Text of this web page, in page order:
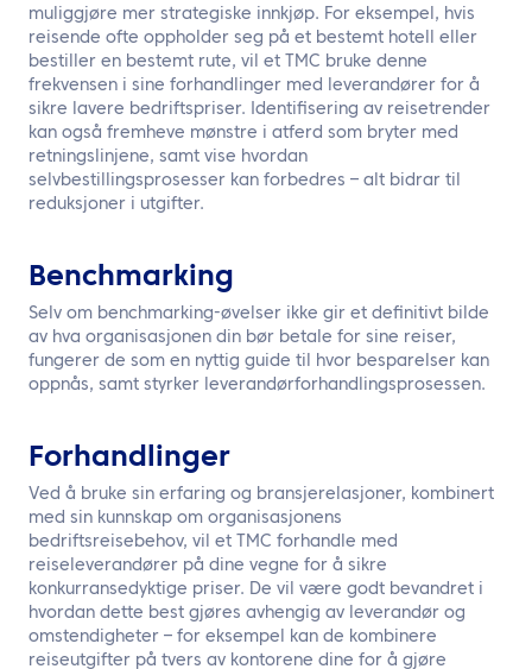
muliggjøre mer strategiske innkjøp. For eksempel, hvis
reisende ofte oppholder seg på et bestemt hotell eller
bestiller en bestemt rute, vil et TMC bruke denne
frekvensen i sine forhandlinger med leverandører for å
sikre lavere bedriftspriser. Identifisering av reisetrender
kan også fremheve mønstre i atferd som bryter med
retningslinjene, samt vise hvordan
selvbestillingsprosesser kan forbedres – alt bidrar til
reduksjoner i utgifter.
Benchmarking
Selv om benchmarking-øvelser ikke gir et definitivt bilde
av hva organisasjonen din bør betale for sine reiser,
fungerer de som en nyttig guide til hvor besparelser kan
oppnås, samt styrker leverandørforhandlingsprosessen.
Forhandlinger
Ved å bruke sin erfaring og bransjerelasjoner, kombinert
med sin kunnskap om organisasjonens
bedriftsreisebehov, vil et TMC forhandle med
reiseleverandører på dine vegne for å sikre
konkurransedyktige priser. De vil være godt bevandret i
hvordan dette best gjøres avhengig av leverandør og
omstendigheter – for eksempel kan de kombinere
reiseutgifter på tvers av kontorene dine for å gjøre